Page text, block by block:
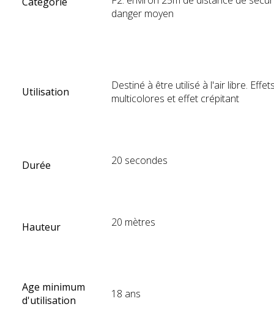
danger moyen
Utilisation
Destiné à être utilisé à l'air libre.
multicolores et effet crépitant
Durée 20 secondes
Hauteur 20 mètres
Age minimum
d'utilisation
18 ans